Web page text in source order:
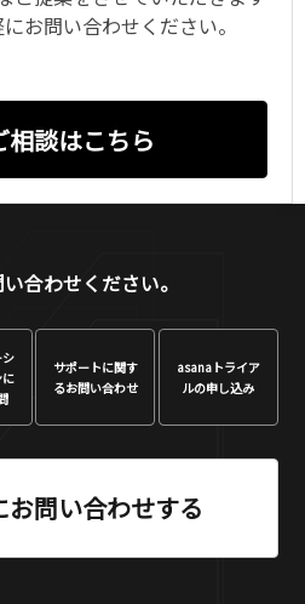
お問い合わせください。
相談はこちら
合わせください。
に
サポートに関す
るお問い合わせ
asanaトライア
ルの申し込み
問い合わせする